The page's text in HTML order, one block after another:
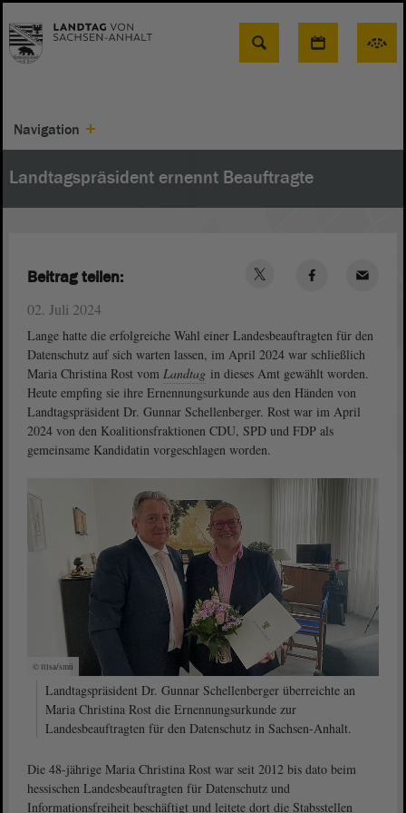
Suche
Navigation
Landtagspräsident ernennt Beauftragte
02. Juli 2024
Lange hatte die erfolgreiche Wahl einer Landesbeauftragten für den
Datenschutz auf sich warten lassen, im April 2024 war schließlich
Maria Christina Rost vom Landtag in dieses Amt gewählt worden.
Heute empfing sie ihre Ernennungsurkunde aus den Händen von
Landtagspräsident Dr. Gunnar Schellenberger. Rost war im April
2024 von den Koalitionsfraktionen CDU, SPD und FDP als
gemeinsame Kandidatin vorgeschlagen worden.
© ltlsa/smü
Landtagspräsident Dr. Gunnar Schellenberger überreichte an
Maria Christina Rost die Ernennungsurkunde zur
Landesbeauftragten für den Datenschutz in Sachsen-Anhalt.
Die 48-jährige Maria Christina Rost war seit 2012 bis dato beim
hessischen Landesbeauftragten für Datenschutz und
Informationsfreiheit beschäftigt und leitete dort die Stabsstellen
Beitrag teilen: